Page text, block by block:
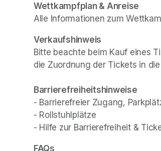
(opens in a new tab)
Wettkampfplan & Anreise
Alle Informationen zum
Verkaufshinweis
Bitte beachte beim Kauf eines
die Zuordnung der Tickets in
- Barrierefreier Zugang,
- Rollstuhlplätze
- Hilfe zur Barrierefreiheit &